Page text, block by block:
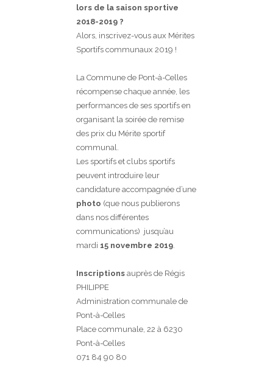
lors de la saison sportive
2018-2019 ?
Alors, inscrivez-vous aux Mérites
Sportifs communaux 2019 !
La Commune de Pont-à-Celles
récompense chaque année, les
performances de ses sportifs en
organisant la soirée de remise
des prix du Mérite sportif
communal.
Les sportifs et clubs sportifs
peuvent introduire leur
candidature accompagnée d’une
photo (que nous publierons
dans nos différentes
communications) jusqu’au
mardi 15 novembre 2019.
Inscriptions auprès de Régis
PHILIPPE
Administration communale de
Pont-à-Celles
Place communale, 22 à 6230
Pont-à-Celles
071 84 90 80